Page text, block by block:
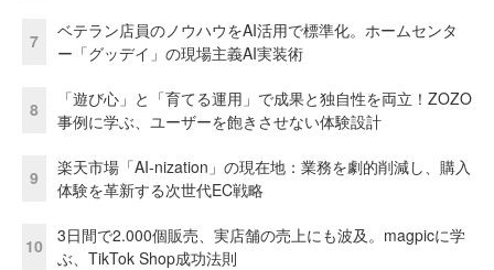
7
ベテラン店員のノウハウをAI活用で標準化。ホームセンタ
ー「グッデイ」の現場主義AI実装術
8
「遊び心」と「育てる運用」で成果と独自性を両立！ZOZO
事例に学ぶ、ユーザーを飽きさせない体験設計
9
楽天市場「AI-nization」の現在地：業務を劇的削減し、購入
体験を革新する次世代EC戦略
10
3日間で2.000個販売、実店舗の売上にも波及。magpicに学
ぶ、TikTok Shop成功法則